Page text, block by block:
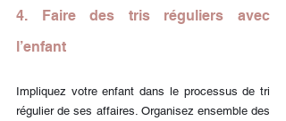
4. Faire des tris réguliers avec
l’enfant
Impliquez votre enfant dans le processus de tri
régulier de ses affaires. Organisez ensemble des